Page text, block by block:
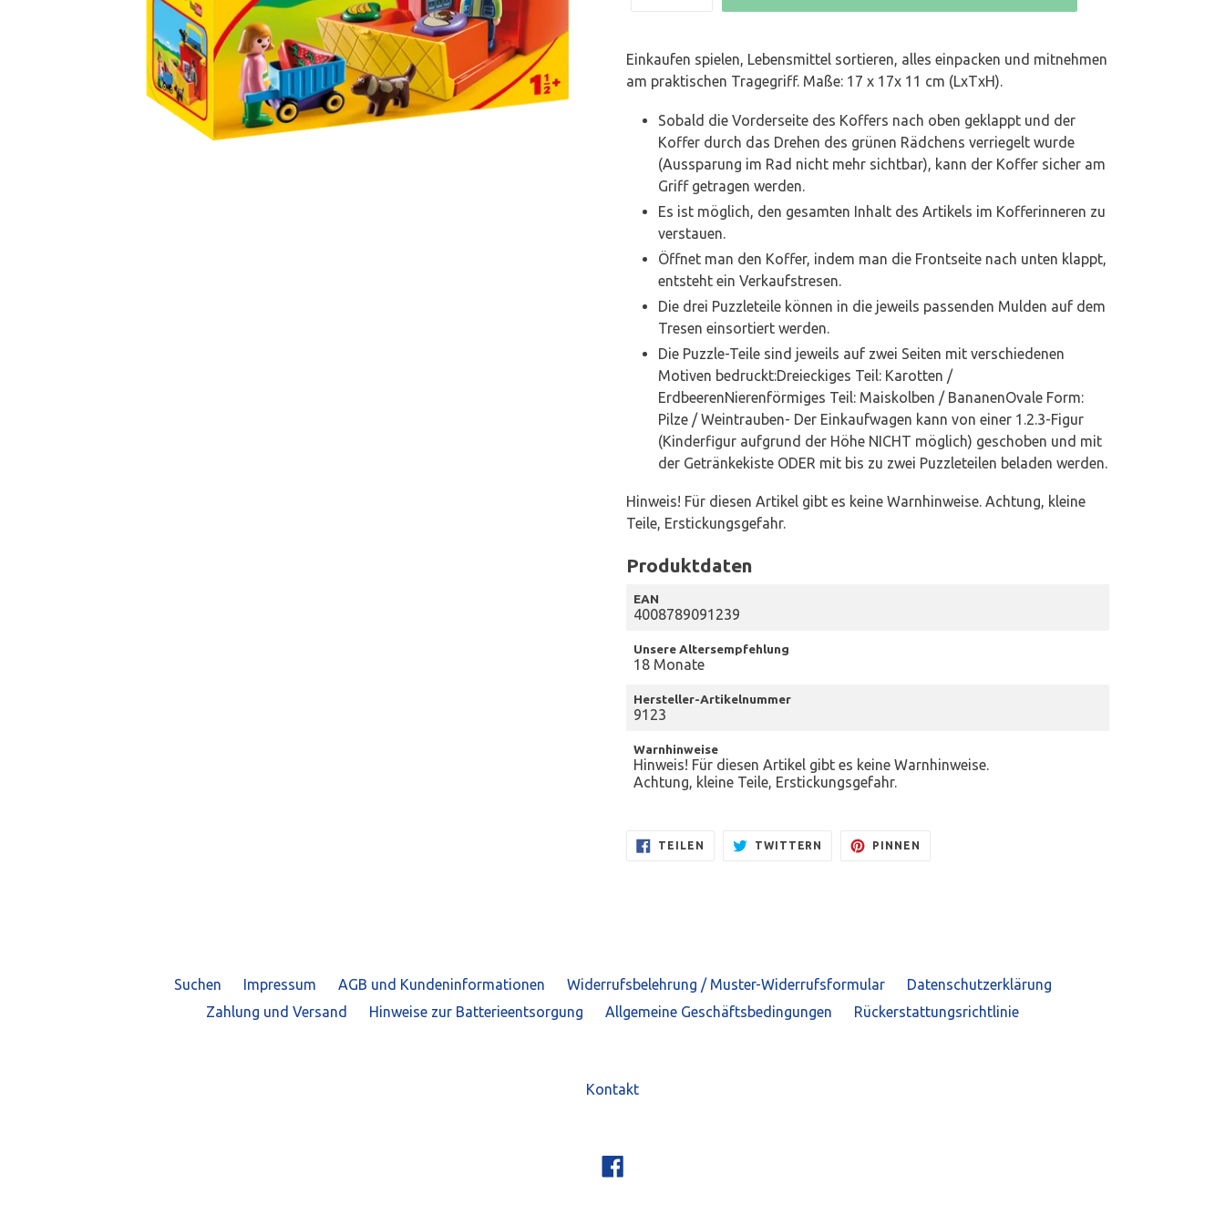
Einkaufen spielen, Lebensmittel sortieren, alles einpacken und mitnehmen
am praktischen Tragegriff. Maße: 17 x 17x 11 cm (LxTxH).
Sobald die Vorderseite des Koffers nach oben geklappt und der
Koffer durch das Drehen des grünen Rädchens verriegelt wurde
(Aussparung im Rad nicht mehr sichtbar), kann der Koffer sicher am
Griff getragen werden.
Es ist möglich, den gesamten Inhalt des Artikels im Kofferinneren zu
verstauen.
Öffnet man den Koffer, indem man die Frontseite nach unten klappt,
entsteht ein Verkaufstresen.
Die drei Puzzleteile können in die jeweils passenden Mulden auf dem
Tresen einsortiert werden.
Die Puzzle-Teile sind jeweils auf zwei Seiten mit verschiedenen
Motiven bedruckt:Dreieckiges Teil: Karotten /
ErdbeerenNierenförmiges Teil: Maiskolben / BananenOvale Form:
Pilze / Weintrauben- Der Einkaufwagen kann von einer 1.2.3-Figur
(Kinderfigur aufgrund der Höhe NICHT möglich) geschoben und mit
der Getränkekiste ODER mit bis zu zwei Puzzleteilen beladen werden.
Hinweis! Für diesen Artikel gibt es keine Warnhinweise. Achtung, kleine
Teile, Erstickungsgefahr.
Produktdaten
EAN
4008789091239
Unsere Altersempfehlung
18 Monate
Hersteller-Artikelnummer
9123
Warnhinweise
Hinweis! Für diesen Artikel gibt es keine Warnhinweise.
Achtung, kleine Teile, Erstickungsgefahr.
TEILEN
FACEBOOK
TWITTERN
TWITTER
PINNEN
Suchen Impressum AGB und Kundeninformationen Widerrufsbelehrung / Muster-Widerrufsformular
Datenschutzerklärung
Zahlung und Versand
Hinweise zur Batterieentsorgung Allgemeine Geschäftsbedingungen Rückerstattungsrichtlinie
Kontakt